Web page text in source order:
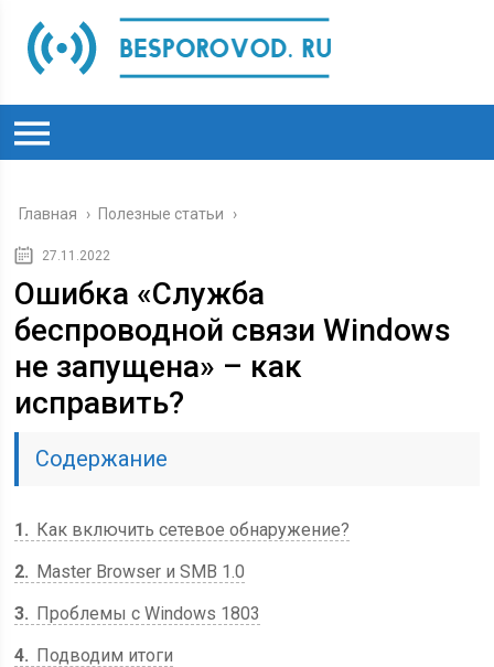
Главная › Полезные статьи ›
27.11.2022
Ошибка «Служба
беспроводной связи Windows
не запущена» – как
исправить?
Содержание
1
Как включить сетевое обнаружение?
2
Master Browser и SMB 1.0
3
Проблемы с Windows 1803
4
Подводим итоги